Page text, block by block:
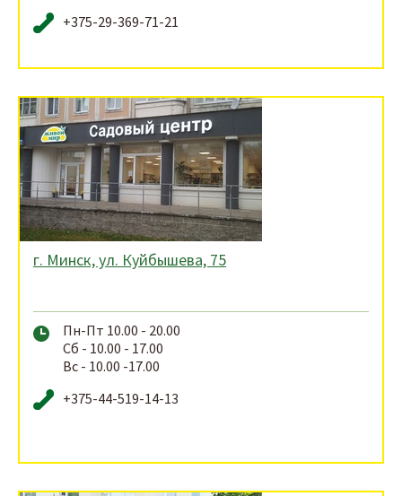
+375-29-369-71-21
г. Минск, ул. Куйбышева, 75
Пн-Пт 10.00 - 20.00
Сб - 10.00 - 17.00
Вс - 10.00 -17.00
+375-44-519-14-13